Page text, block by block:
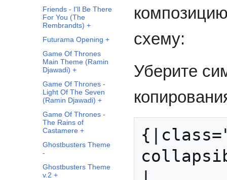
Friends - I'll Be There
For You (The
Rembrandts) +
Futurama Opening +
Game Of Thrones
Main Theme (Ramin
Djawadi) +
Game Of Thrones -
Light Of The Seven
(Ramin Djawadi) +
Game Of Thrones -
The Rains of
Castamere +
Ghostbusters Theme
-
Ghostbusters Theme
v.2 +
схему:
Уберите